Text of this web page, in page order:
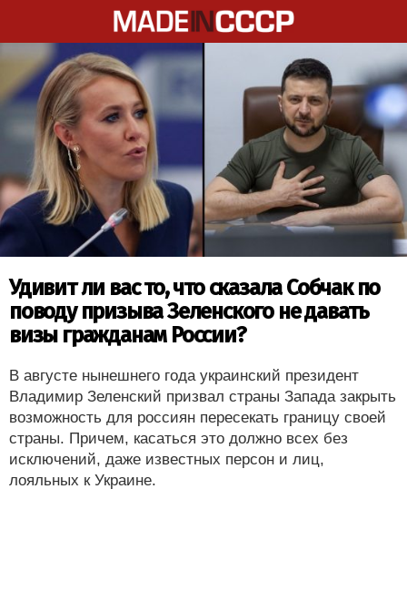
Удивит ли вас то, что сказала Собчак по
поводу призыва Зеленского не давать
визы гражданам России?
В августе нынешнего года украинский президент
Владимир Зеленский призвал страны Запада закрыть
возможность для россиян пересекать границу своей
страны. Причем, касаться это должно всех без
исключений, даже известных персон и лиц,
лояльных к Украине.